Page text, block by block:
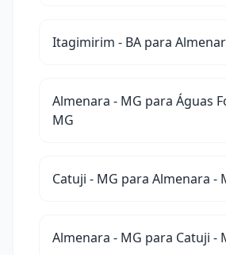
Itagimirim - BA para
Almenara - MG para Águas
MG
Catuji - MG para Almenara -
Almenara - MG para Catuji -